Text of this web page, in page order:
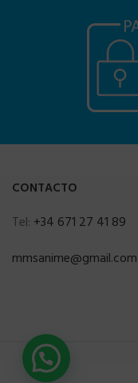
CONTACTO
Tel: +34 671 27 41 89
mmsanime@gmail.com